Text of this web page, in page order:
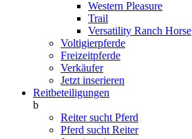
Western Pleasure
Trail
Versatility Ranch Horse
Voltigierpferde
Freizeitpferde
Verkäufer
Jetzt inserieren
Reitbeteiligungen
b
Reiter sucht Pferd
Pferd sucht Reiter